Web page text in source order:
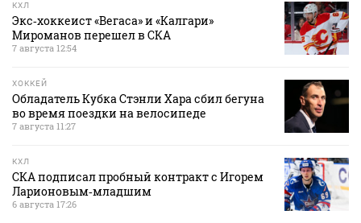
КХЛ
Экс‑хоккеист «Вегаса» и «Калгари»
Мироманов перешел в СКА
7 августа 12:54
ХОККЕЙ
Обладатель Кубка Стэнли Хара сбил бегуна
во время поездки на велосипеде
7 августа 11:27
КХЛ
СКА подписал пробный контракт с Игорем
Ларионовым‑младшим
6 августа 17:26